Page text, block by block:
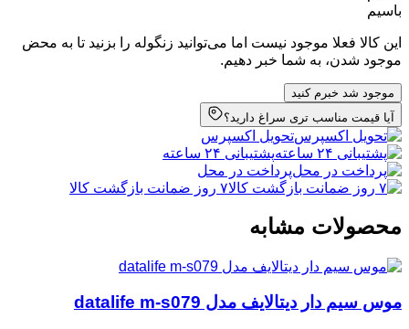
باسیم
این کالا فعلا موجود نیست اما می‌توانید زنگوله را بزنید تا به محض
موجود شدن، به شما خبر دهیم.
موجود شد خبرم کنید
آیا قیمت مناسب تری سراغ دارید؟
تحویل اکسپرس
پشتیبانی ۲۴ ساعته
پرداخت در محل
۷ روز ضمانت بازگشت کالا
محصولات مشابه
موس سیم دار دیتالایف مدل datalife m-s079